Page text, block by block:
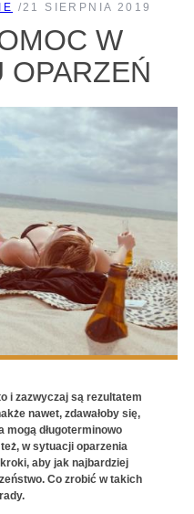
/21 SIERPNIA 2019
W
OPARZEŃ
i zazwyczaj są rezultatem
nawet, zdawałoby się,
mogą długoterminowo
w sytuacji oparzenia
aby jak najbardziej
Co zrobić w takich